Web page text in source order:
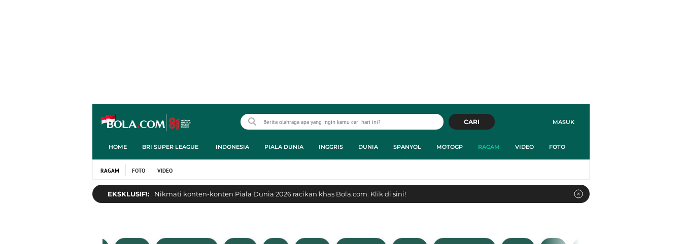
MASUK
CARI
HOME BRI SUPER LEAGUE INDONESIA PIALA DUNIA INGGRIS DUNIA SPANYOL MOTOGP RAGAM VIDEO FOTO
RAGAM FOTO VIDEO
EKSKLUSIF!: Nikmati konten-konten Piala Dunia 2026 racikan khas Bola.com. Klik di sini!